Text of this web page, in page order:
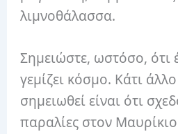
λιμνοθάλασσα.
Σημειώστε, ωστόσο, ότι
γεμίζει κόσμο. Κάτι
σημειωθεί είναι ότι
παραλίες στον Μαυρίκιο